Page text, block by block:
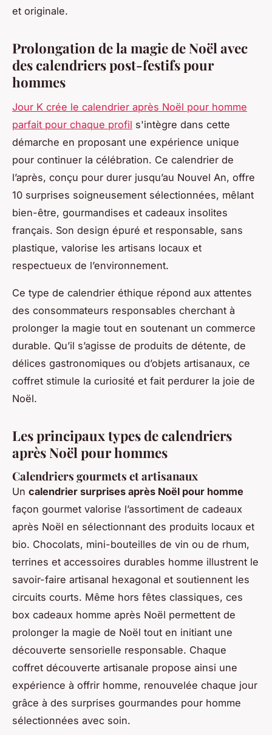
et originale.
Prolongation de la magie de Noël avec
des calendriers post-festifs pour
hommes
Jour K crée le calendrier après Noël pour homme
parfait pour chaque profil s'intègre dans cette
démarche en proposant une expérience unique
pour continuer la célébration. Ce calendrier de
l’après, conçu pour durer jusqu’au Nouvel An, offre
10 surprises soigneusement sélectionnées, mêlant
bien-être, gourmandises et cadeaux insolites
français. Son design épuré et responsable, sans
plastique, valorise les artisans locaux et
respectueux de l’environnement.
Ce type de calendrier éthique répond aux attentes
des consommateurs responsables cherchant à
prolonger la magie tout en soutenant un commerce
durable. Qu’il s’agisse de produits de détente, de
délices gastronomiques ou d’objets artisanaux, ce
coffret stimule la curiosité et fait perdurer la joie de
Noël.
Les principaux types de calendriers
après Noël pour hommes
Calendriers gourmets et artisanaux
Un calendrier surprises après Noël pour homme
façon gourmet valorise l’assortiment de cadeaux
après Noël en sélectionnant des produits locaux et
bio. Chocolats, mini-bouteilles de vin ou de rhum,
terrines et accessoires durables homme illustrent le
savoir-faire artisanal hexagonal et soutiennent les
circuits courts. Même hors fêtes classiques, ces
box cadeaux homme après Noël permettent de
prolonger la magie de Noël tout en initiant une
découverte sensorielle responsable. Chaque
coffret découverte artisanale propose ainsi une
expérience à offrir homme, renouvelée chaque jour
grâce à des surprises gourmandes pour homme
sélectionnées avec soin.